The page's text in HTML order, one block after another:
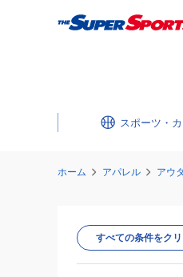
スポーツ・
ホーム アパレル アウ
すべての条件をク